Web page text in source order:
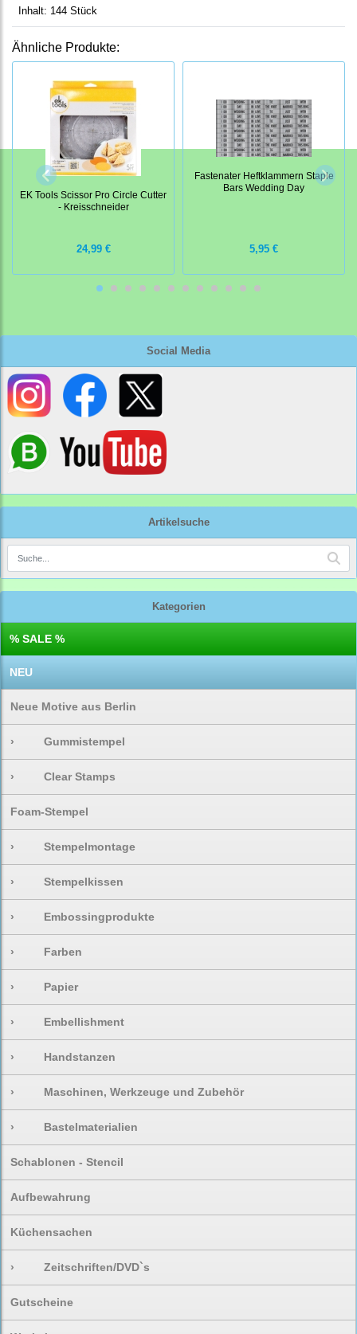
Social Media
Artikelsuche
Kategorien
% SALE %
NEU
Neue Motive aus Berlin
› Gummistempel
› Clear Stamps
Foam-Stempel
› Stempelmontage
› Stempelkissen
› Embossingprodukte
› Farben
› Papier
› Embellishment
› Handstanzen
› Maschinen, Werkzeuge und Zubehör
› Bastelmaterialien
Schablonen - Stencil
Aufbewahrung
Küchensachen
› Zeitschriften/DVD`s
Gutscheine
Inhalt: 144 Stück
Ähnliche Produkte:
EK Tools Scissor Pro Circle Cutter
- Kreisschneider
24,99 €
Fastenater Heftklammern Staple
Bars Wedding Day
5,95 €